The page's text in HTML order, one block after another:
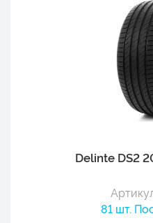
Delinte DS2
81 шт.